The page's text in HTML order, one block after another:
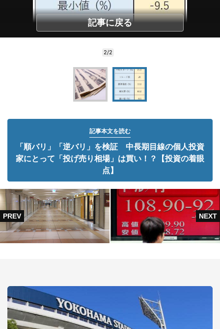
記事に戻る
2/2
記事本文を読む
「順バリ」「逆バリ」を検証 中長期目線の個人投資
家にとって「投げ売り相場」は買い！？【投資の着眼
点】